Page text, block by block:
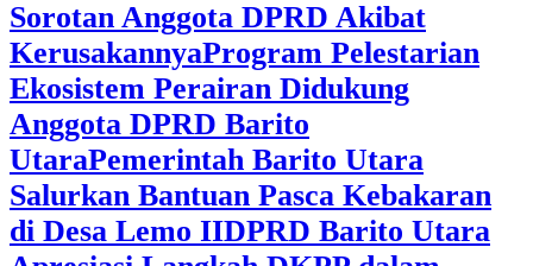
Sorotan Anggota DPRD Akibat
KerusakannyaProgram Pelestarian
Ekosistem Perairan Didukung
Anggota DPRD Barito
UtaraPemerintah Barito Utara
Salurkan Bantuan Pasca Kebakaran
di Desa Lemo IIDPRD Barito Utara